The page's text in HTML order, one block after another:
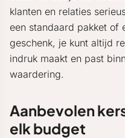
klanten en relaties
een standaard pakket of
geschenk, je kunt altijd
indruk maakt en past
waardering.
Aanbevolen
elk budget